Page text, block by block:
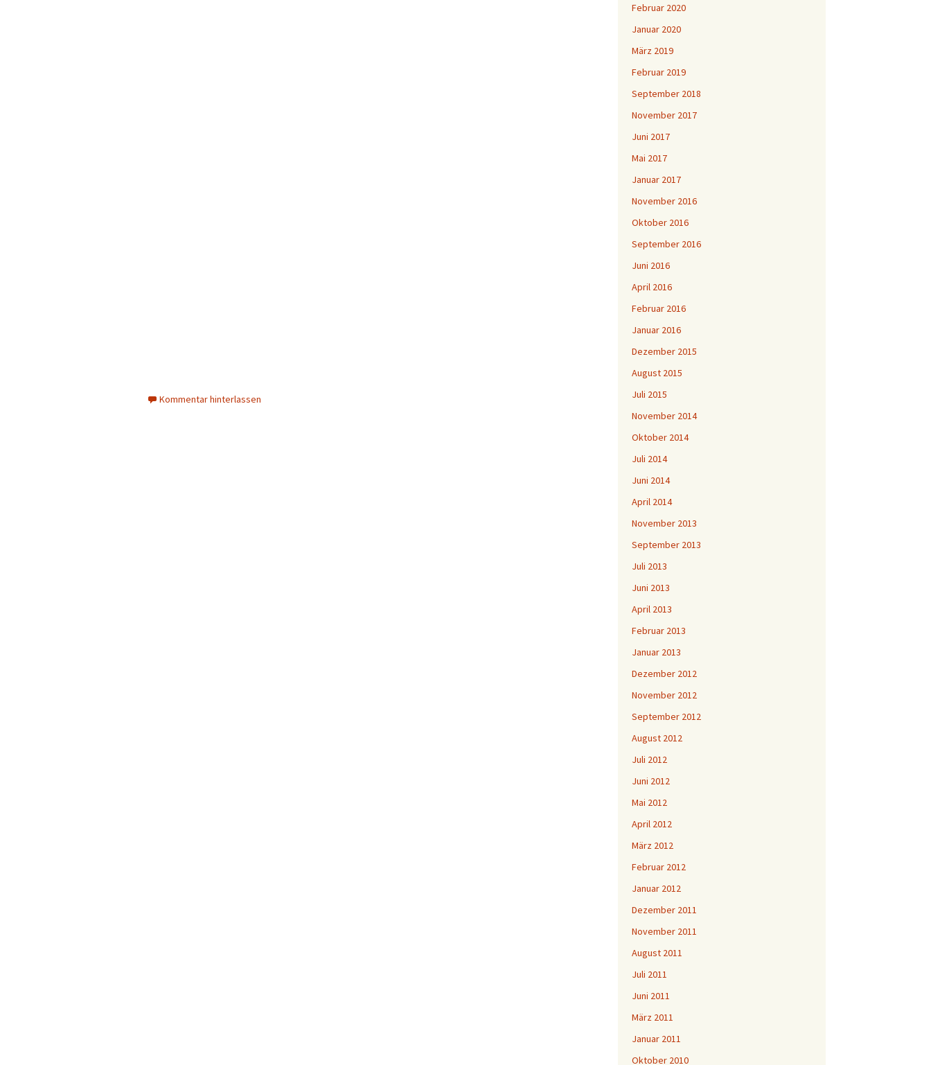
Kommentar hinterlassen
Februar 2020
Januar 2020
März 2019
Februar 2019
September 2018
November 2017
Juni 2017
Mai 2017
Januar 2017
November 2016
Oktober 2016
September 2016
Juni 2016
April 2016
Februar 2016
Januar 2016
Dezember 2015
August 2015
Juli 2015
November 2014
Oktober 2014
Juli 2014
Juni 2014
April 2014
November 2013
September 2013
Juli 2013
Juni 2013
April 2013
Februar 2013
Januar 2013
Dezember 2012
November 2012
September 2012
August 2012
Juli 2012
Juni 2012
Mai 2012
April 2012
März 2012
Februar 2012
Januar 2012
Dezember 2011
November 2011
August 2011
Juli 2011
Juni 2011
März 2011
Januar 2011
Oktober 2010